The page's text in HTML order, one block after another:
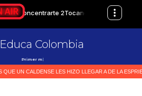
Educa Colombia
Primer medio especiali